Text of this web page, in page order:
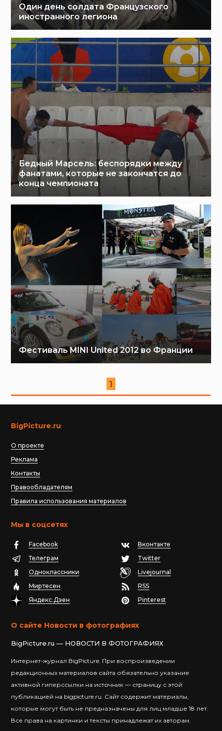
Один день солдата Французского
иностранного легиона
Бедный Марсель: беспорядки между
фанатами, которые не закончатся до
конца чемпионата
Фестиваль MINI United 2012 во Франции
1
BigPicture.ru
О проекте
Реклама
Контакты
Правообладателям
Правила использования материалов
Мы в соцсетях
Facebook
Вконтакте
Телеграм
Twitter
Одноклассники
Livejournal
Миртесен
RSS
Яндекс.Дзен
Pinterest
О сайте Новости в фотографиях
BigPicture.ru — НОВОСТИ В ФОТОГРАФИЯХ
Интернет-журнал BigPicture. При воспроизведении
редакционных материалов сайта обязательно указание
активной гиперссылки на источник — страницу с этой
публикацией на bigpicture.ru. Сайт содержит материалы,
которые могут быть не предназначены для лиц младше 18 лет.
Все права на картинки и тексты принадлежат их авторам.